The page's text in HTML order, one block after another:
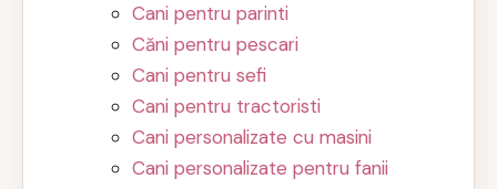
Cani pentru parinti
Căni pentru pescari
Cani pentru sefi
Cani pentru tractoristi
Cani personalizate cu masini
Cani personalizate pentru fanii